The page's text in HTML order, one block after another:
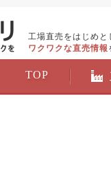
工場直売をはじめと
ワクワクな直売情報
TOP